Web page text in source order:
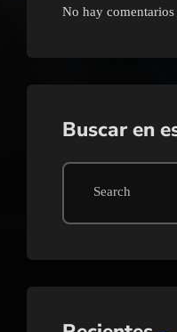
No hay comentarios
Buscar en
Search